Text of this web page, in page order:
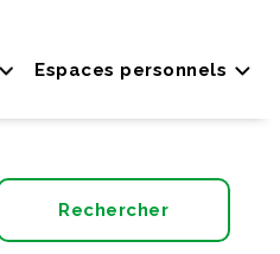
Espaces personnels